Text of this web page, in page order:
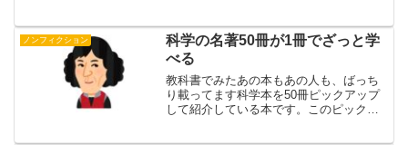
ノンフィクション
科学の名著50冊が1冊でざっと学
べる
教科書でみたあの本もあの人も、ばっち
り載ってます科学本を50冊ピックアップ
して紹介している本です。このピックア